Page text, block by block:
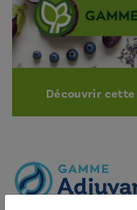
Découvrir cette